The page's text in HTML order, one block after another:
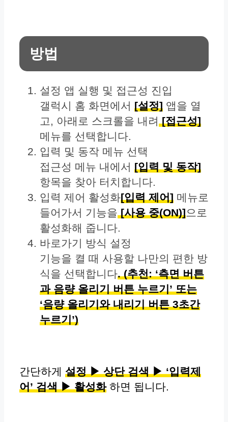
방법
설정 앱 실행 및 접근성 진입
갤럭시 홈 화면에서 [설정] 앱을 열
고, 아래로 스크롤을 내려[접근성]
메뉴를 선택합니다.
입력 및 동작 메뉴 선택
접근성 메뉴 내에서 [입력 및 동작]
항목을 찾아 터치합니다.
입력 제어 활성화[입력 제어] 메뉴로
들어가서 기능을[사용 중(ON)]으로
활성화해 줍니다.
바로가기 방식 설정
기능을 켤 때 사용할 나만의 편한 방
식을 선택합니다. (추천: ‘측면 버튼
과 음량 올리기 버튼 누르기’ 또는
‘음량 올리기와 내리기 버튼 3초간
누르기’)
간단하게 설정 ▶ 상단 검색 ▶ ‘입력제
어’ 검색 ▶ 활성화하면 됩니다.